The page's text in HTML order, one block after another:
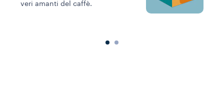
veri amanti del caffè.